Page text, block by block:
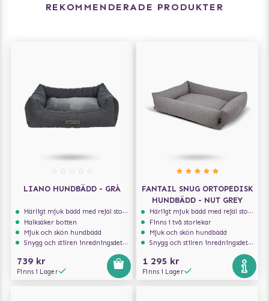
REKOMMENDERADE PRODUKTER
LIANO HUNDBÄDD - GRÅ
Härligt mjuk bädd med rejäl stoppning som håller formen
Halksäker botten
Mjuk och skön hundbädd
Snygg och stilren inredningsdetalj
739 kr
Finns i Lager
FANTAIL SNUG ORTOPEDISK
HUNDBÄDD - NUT GREY
Härligt mjuk bädd med rejäl stoppning som håller formen
Finns i två storlekar
Mjuk och skön hundbädd
Snygg och stilren inredningsdetalj
1 295 kr
Finns i Lager